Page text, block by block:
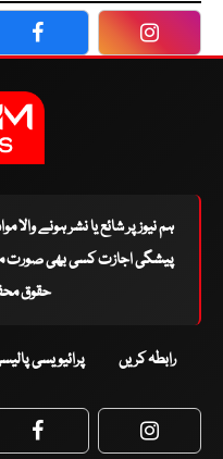
Facebook
ہم نیوز پر شائع یا نشر ہونے والا
پیشگی اجازت کسی بھی صورت
حقوق
رابطہ کریں پرائیویسی
Facebook